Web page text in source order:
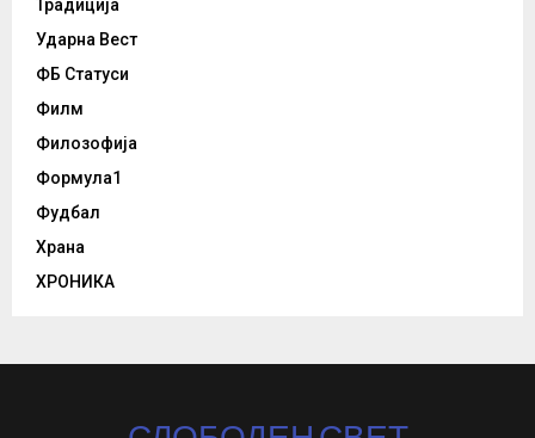
Традиција
Ударна Вест
ФБ Статуси
Филм
Филозофија
Формула1
Фудбал
Храна
ХРОНИКА